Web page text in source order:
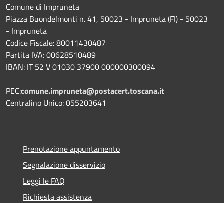
Comune di Impruneta
Piazza Buondelmonti n. 41, 50023 - Impruneta (FI) - 50023
- Impruneta
Codice Fiscale: 80011430487
Partita IVA: 00628510489
IBAN: IT 52 V 01030 37900 000000300094
PEC:comune.impruneta@postacert.toscana.it
Centralino Unico: 055203641
Prenotazione appuntamento
Segnalazione disservizio
Leggi le FAQ
Richiesta assistenza